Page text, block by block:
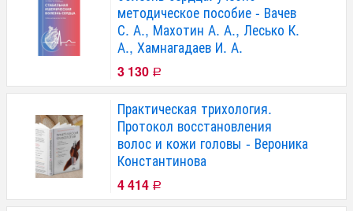
методическое пособие - Вачев
С. А., Махотин А. А., Лесько К.
А., Хамнагадаев И. А.
3 130 Р
Практическая трихология.
Протокол восстановления
волос и кожи головы - Вероника
Константинова
4 414 Р